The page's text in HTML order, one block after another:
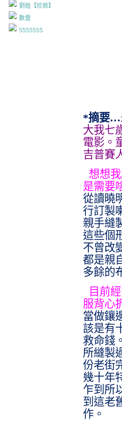
劉姐【珍辰】
數靈
5555555
*摘要…
大我七
電影。
吉普賽
想想
是需要
從讀曉
行訂製
親手縫
這些個
不曾改
都是親
多餘的
目前
服背心
當做鑲
該是有
救命錢
所縫製
份老街
幾十年
乍到所
到這老
作。